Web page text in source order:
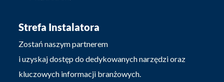
Strefa Instalatora
Zostań naszym partnerem
i uzyskaj dostęp do dedykowanych narzędzi oraz
kluczowych informacji branżowych.